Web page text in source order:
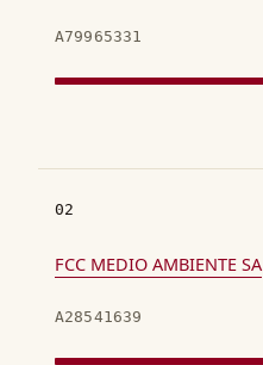
A79965331
02
FCC MEDIO AMBIENTE SA
A28541639